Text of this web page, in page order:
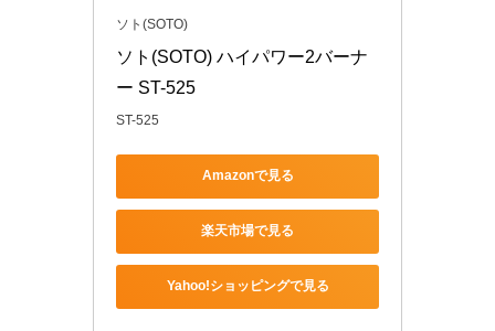
ソト(SOTO)
ソト(SOTO) ハイパワー2バーナ
ー ST-525
ST-525
Amazonで見る
楽天市場で見る
Yahoo!ショッピングで見る